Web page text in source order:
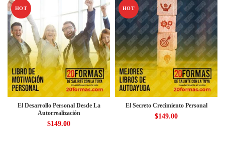
HOT
El Desarrollo Personal Desde La
Autorrealización
$149.00
HOT
El Secreto Crecimiento Personal
$149.00